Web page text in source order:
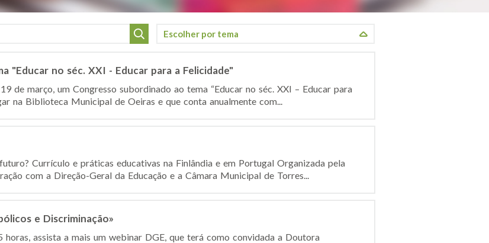
"Educar no séc. XXI - Educar para a Felicidade"
de março, um Congresso subordinado ao tema “Educar no séc. XXI – Educar para
na Biblioteca Municipal de Oeiras e que conta anualmente com...
Currículo e práticas educativas na Finlândia e em Portugal Organizada pela
com a Direção-Geral da Educação e a Câmara Municipal de Torres...
e Discriminação»
assista a mais um webinar DGE, que terá como convidada a Doutora